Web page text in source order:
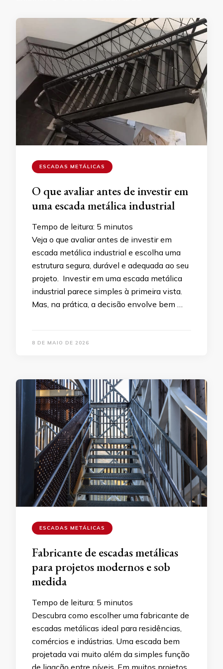
ESCADAS METÁLICAS
O que avaliar antes de investir em
uma escada metálica industrial
Tempo de leitura: 5 minutos
Veja o que avaliar antes de investir em
escada metálica industrial e escolha uma
estrutura segura, durável e adequada ao seu
projeto. Investir em uma escada metálica
industrial parece simples à primeira vista.
Mas, na prática, a decisão envolve bem …
8 DE MAIO DE 2026
ESCADAS METÁLICAS
Fabricante de escadas metálicas
para projetos modernos e sob
medida
Tempo de leitura: 5 minutos
Descubra como escolher uma fabricante de
escadas metálicas ideal para residências,
comércios e indústrias. Uma escada bem
projetada vai muito além da simples função